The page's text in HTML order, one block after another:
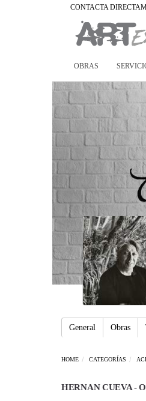
CONTACTA
OBRAS
General Obras
HOME CATEGORÍAS
HERNAN CUEVA -